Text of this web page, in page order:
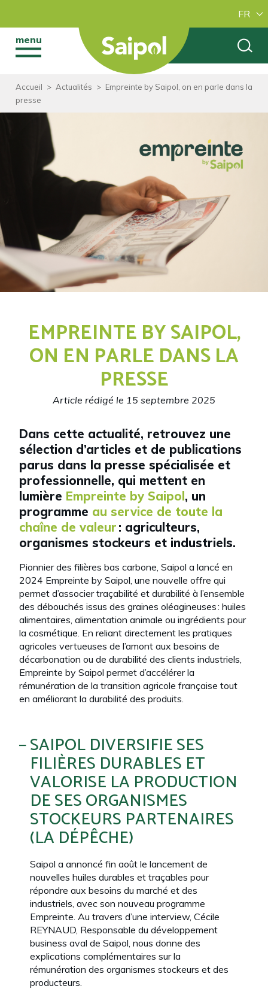
FR
menu
Accueil > Actualités > Empreinte by Saipol, on en parle dans la
presse
EMPREINTE BY SAIPOL,
ON EN PARLE DANS LA
PRESSE
Article rédigé le 15 septembre 2025
Dans cette actualité, retrouvez une
sélection d’articles et de publications
parus dans la presse spécialisée et
professionnelle, qui mettent en
lumière Empreinte by Saipol, un
programme au service de toute la
chaîne de valeur : agriculteurs,
organismes stockeurs et industriels.
Pionnier des filières bas carbone, Saipol a lancé en
2024 Empreinte by Saipol , une nouvelle offre qui
permet d’associer traçabilité et durabilité à l’ensemble
des débouchés issus des graines oléagineuses: huiles
alimentaires, alimentation animale ou ingrédients pour
la cosmétique En reliant directement les pratiques
agricoles vertueuses de l’amont aux besoins de
décarbonation ou de durabilité des clients industriels,
Empreinte by Saipol permet d’accélérer la
rémunération de la transition agricole française tout
en améliorant la durabilité des produits.
SAIPOL DIVERSIFIE SES
FILIÈRES DURABLES ET
VALORISE LA PRODUCTION
DE SES ORGANISMES
STOCKEURS PARTENAIRES
(LA DÉPÊCHE)
Saipol a annoncé fin août le lancement de
nouvelles huiles durables et traçables pour
répondre aux besoins du marché et des
industriels, avec son nouveau programme
Empreinte. Au travers d’une interview, Cécile
REYNAUD, Responsable du développement
business aval de Saipol, nous donne des
explications complémentaires sur la
rémunération des organismes stockeurs et des
producteurs.